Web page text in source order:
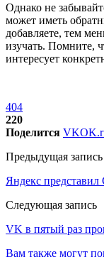
Однако не
может иметь
добавляете, тем
изучать. Помните,
интересует
404
220
Поделится VK
Предыдущая запись
Яндекс
Следующая запись
VK в пятый раз
Вам также могут